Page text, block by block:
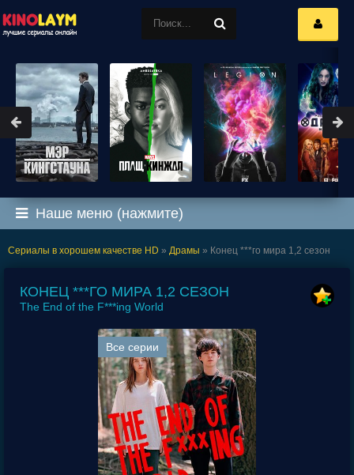
Наше меню (нажмите)
Сериалы в хорошем качестве HD » Драмы » Конец ***го мира 1,2 сезон
КОНЕЦ ***ГО МИРА 1,2 СЕЗОН
The End of the F***ing World
Все серии